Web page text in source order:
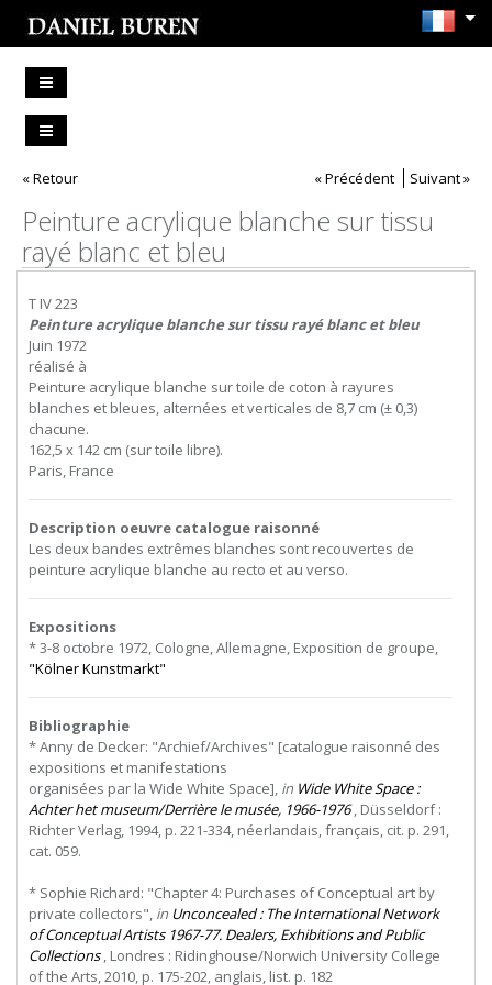
« Retour « Précédent Suivant »
Peinture acrylique blanche sur tissu
rayé blanc et bleu
T IV 223
Peinture acrylique blanche sur tissu rayé blanc et bleu
Juin 1972
réalisé à
Peinture acrylique blanche sur toile de coton à rayures
blanches et bleues, alternées et verticales de 8,7 cm (± 0,3)
chacune.
162,5 x 142 cm (sur toile libre).
Paris, France
Description oeuvre catalogue raisonné
Les deux bandes extrêmes blanches sont recouvertes de
peinture acrylique blanche au recto et au verso.
Expositions
* 3-8 octobre 1972, Cologne, Allemagne, Exposition de groupe,
"Kölner Kunstmarkt"
Bibliographie
*Anny de Decker: "Archief/Archives" [catalogue raisonné des
expositions et manifestations
organisées par la Wide White Space], in Wide White Space :
Achter het museum/Derrière le musée, 1966-1976, Düsseldorf :
Richter Verlag, 1994, p. 221-334, néerlandais, français, cit. p. 291,
cat. 059.
* Sophie Richard: "Chapter 4: Purchases of Conceptual art by
private collectors", in Unconcealed : The International Network
of Conceptual Artists 1967-77. Dealers, Exhibitions and Public
Collections, Londres : Ridinghouse/Norwich University College
of the Arts, 2010, p. 175-202, anglais, list. p. 182